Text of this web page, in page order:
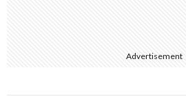
Advertisement